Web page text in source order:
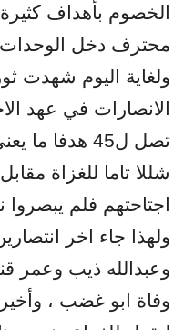
الخصوم بأهداف
ولغاية اليوم شهدت
تصل ل45
شللا تاما للغزاة
اجتاحتهم فلم يبصروا
وعبدالله ذيب وعمر
وفاة ابو غضب ،